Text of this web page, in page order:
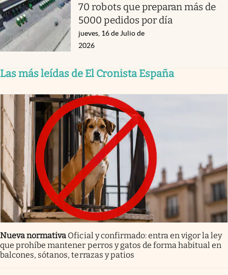
70 robots que preparan más de
5000 pedidos por día
jueves, 16 de Julio de
2026
Las más leídas de El Cronista España
Nueva normativa Oficial y confirmado: entra en vigor la ley
que prohíbe mantener perros y gatos de forma habitual en
balcones, sótanos, terrazas y patios